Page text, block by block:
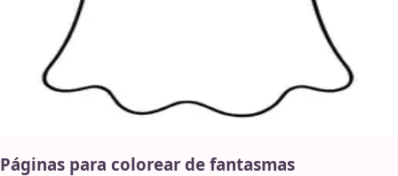
Páginas para colorear de fantasmas